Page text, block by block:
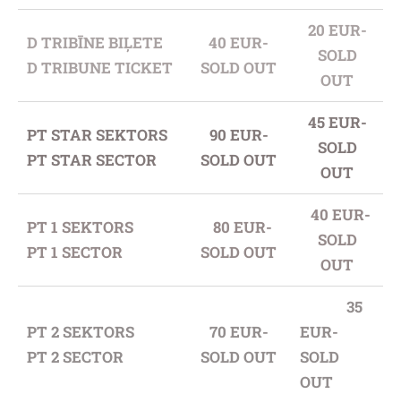
D TRIBĪNE BIĻETE
D TRIBUNE TICKET
40 EUR-
SOLD OUT
20 EUR-
SOLD
OUT
PT STAR SEKTORS
PT STAR SECTOR
90 EUR-
SOLD OUT
45 EUR-
SOLD
OUT
PT 1 SEKTORS
PT 1 SECTOR
80 EUR-
SOLD OUT
40 EUR-
SOLD
OUT
PT 2 SEKTORS
PT 2 SECTOR
70 EUR-
SOLD OUT
35
EUR-
SOLD
OUT